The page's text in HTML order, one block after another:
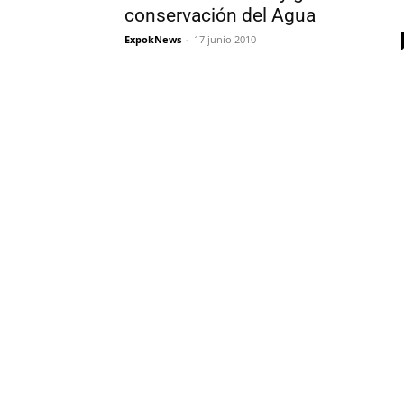
conservación del Agua
ExpokNews - 17 junio 2010